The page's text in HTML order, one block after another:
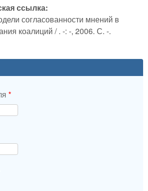
ссылка:
согласованности мнений в
коалиций / . -: -, 2006. С. -.
*